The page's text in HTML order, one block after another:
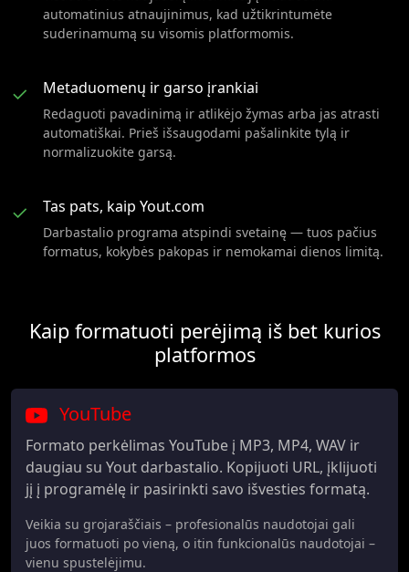
automatinius atnaujinimus, kad užtikrintumėte
suderinamumą su visomis platformomis.
✓ Metaduomenų ir garso įrankiai
Redaguoti pavadinimą ir atlikėjo žymas arba jas atrasti
automatiškai. Prieš išsaugodami pašalinkite tylą ir
normalizuokite garsą.
✓ Tas pats, kaip Yout.com
Darbastalio programa atspindi svetainę — tuos pačius
formatus, kokybės pakopas ir nemokamai dienos limitą.
Kaip formatuoti perėjimą iš bet kurios
platformos
YouTube
Formato perkėlimas YouTube į MP3, MP4, WAV ir
daugiau su Yout darbastalio. Kopijuoti URL, įklijuoti
jį į programėlę ir pasirinkti savo išvesties formatą.
Veikia su grojaraščiais – profesionalūs naudotojai gali
juos formatuoti po vieną, o itin funkcionalūs naudotojai –
vienu spustelėjimu.